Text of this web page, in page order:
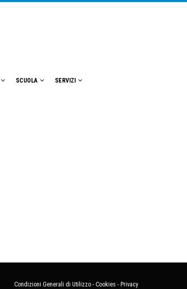
SCUOLA SERVIZI
Condizioni Generali di Utilizzo - Cookies - Privacy